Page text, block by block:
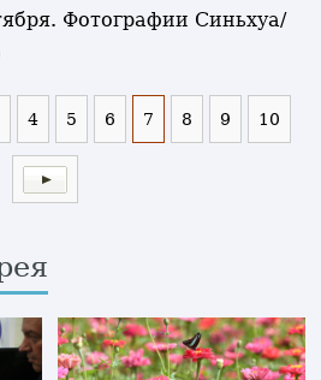
Фотографии Синьхуа/
4 5 6 7 8 9 10